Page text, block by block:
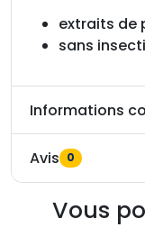
extraits de
sans
Informations
Avis 0
Vous